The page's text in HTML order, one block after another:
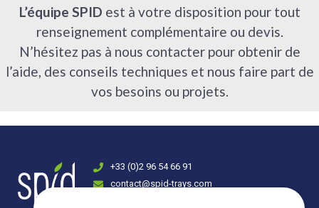
L’équipe SPID est à votre disposition pour tout
renseignement complémentaire ou devis.
N’hésitez pas à nous contacter pour obtenir de
l’aide, des conseils techniques et nous faire part de
vos besoins ou projets.
+33 (0)2 96 54 66 91
contact@spid-trays.com